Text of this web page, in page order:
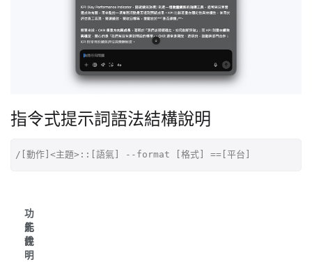
指令式提示詞語法結構說明
/[動作]<主題>::[語氣] --format [格式] ==[平台]
元
件
功
能
說
明